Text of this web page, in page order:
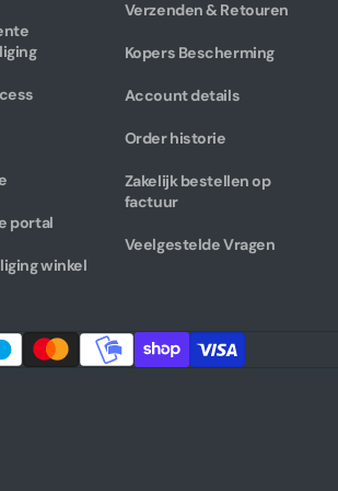
portal
winkel
Verzenden & Retouren
Kopers Bescherming
Account details
Order historie
Zakelijk bestellen op
factuur
Veelgestelde Vragen